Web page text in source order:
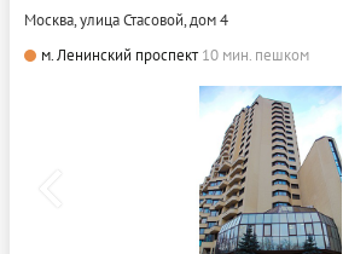
Москва, улица Стасовой, дом 4
м. Ленинский проспект 10 мин. пешком